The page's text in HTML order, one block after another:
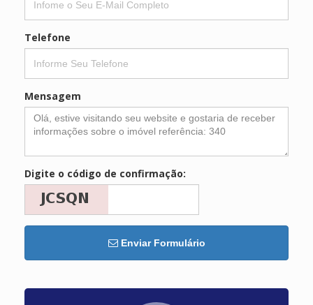
Telefone
Mensagem
Digite o código de confirmação:
Enviar Formulário